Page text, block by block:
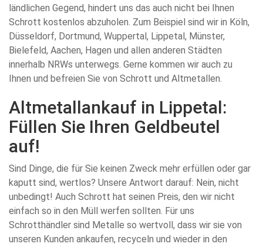
ländlichen Gegend, hindert uns das auch nicht bei Ihnen
Schrott kostenlos abzuholen. Zum Beispiel sind wir in Köln,
Düsseldorf, Dortmund, Wuppertal, Lippetal, Münster,
Bielefeld, Aachen, Hagen und allen anderen Städten
innerhalb NRWs unterwegs. Gerne kommen wir auch zu
Ihnen und befreien Sie von Schrott und Altmetallen.
Altmetallankauf in Lippetal:
Füllen Sie Ihren Geldbeutel
auf!
Sind Dinge, die für Sie keinen Zweck mehr erfüllen oder gar
kaputt sind, wertlos? Unsere Antwort darauf: Nein, nicht
unbedingt! Auch Schrott hat seinen Preis, den wir nicht
einfach so in den Müll werfen sollten. Für uns
Schrotthändler sind Metalle so wertvoll, dass wir sie von
unseren Kunden ankaufen, recyceln und wieder in den